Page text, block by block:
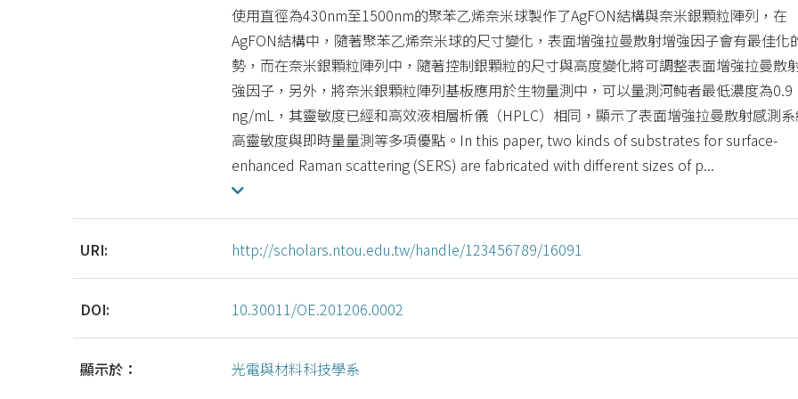
使用直徑為430nm至1500nm的聚苯乙烯奈米球製作了AgFON結構與奈米銀顆粒陣列，在
AgFON結構中，隨著聚苯乙烯奈米球的尺寸變化，表面增強拉曼散射增強因子會有最佳化
勢，而在奈米銀顆粒陣列中，隨著控制銀顆粒的尺寸與高度變化將可調整表面增強拉曼散
強因子，另外，將奈米銀顆粒陣列基板應用於生物量測中，可以量測河魨者最低濃度為0.9
ng/mL，其靈敏度已經和高效液相層析儀（HPLC）相同，顯示了表面增強拉曼散射感測
高靈敏度與即時量量測等多項優點。In this paper, two kinds of substrates for surface-
enhanced Raman scattering (SERS) are fabricated with different sizes of p...
URI: http://scholars.ntou.edu.tw/handle/123456789/16091
DOI: 10.30011/OE.201206.0002
顯示於： 光電與材料科技學系